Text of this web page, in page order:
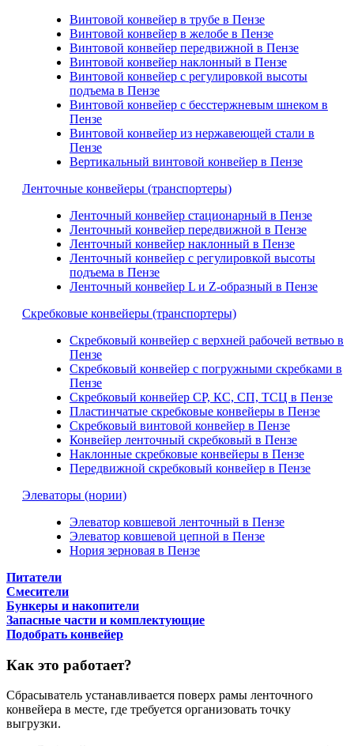
Винтовой конвейер в трубе в Пензе
Винтовой конвейер в желобе в Пензе
Винтовой конвейер передвижной в Пензе
Винтовой конвейер наклонный в Пензе
Винтовой конвейер с регулировкой высоты
подъема в Пензе
Винтовой конвейер с бесстержневым шнеком в
Пензе
Винтовой конвейер из нержавеющей стали в
Пензе
Вертикальный винтовой конвейер в Пензе
Ленточные конвейеры (транспортеры)
Ленточный конвейер стационарный в Пензе
Ленточный конвейер передвижной в Пензе
Ленточный конвейер наклонный в Пензе
Ленточный конвейер с регулировкой высоты
подъема в Пензе
Ленточный конвейер L и Z-образный в Пензе
Скребковые конвейеры (транспортеры)
Скребковый конвейер с верхней рабочей ветвью в
Пензе
Скребковый конвейер с погружными скребками в
Пензе
Скребковый конвейер СР, КС, СП, ТСЦ в Пензе
Пластинчатые скребковые конвейеры в Пензе
Скребковый винтовой конвейер в Пензе
Конвейер ленточный скребковый в Пензе
Наклонные скребковые конвейеры в Пензе
Передвижной скребковый конвейер в Пензе
Элеваторы (нории)
Элеватор ковшевой ленточный в Пензе
Элеватор ковшевой цепной в Пензе
Нория зерновая в Пензе
Питатели
Смесители
Бункеры и накопители
Запасные части и комплектующие
Подобрать конвейер
Как это работает?
Сбрасыватель устанавливается поверх рамы ленточного
конвейера в месте, где требуется организовать точку
выгрузки.